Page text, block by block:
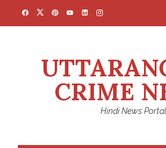
CRIME
Hindi News Portal